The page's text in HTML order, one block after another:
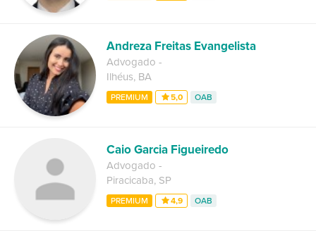
Andreza Freitas Evangelista
Advogado -
Ilhéus, BA
PREMIUM 5,0 OAB
Caio Garcia Figueiredo
Advogado -
Piracicaba, SP
PREMIUM 4,9 OAB